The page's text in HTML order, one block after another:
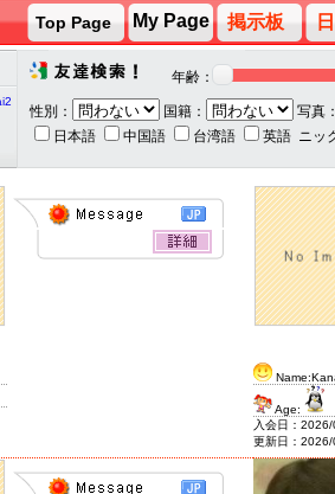
Top Page My Page 掲示板
年齢：
性別： 国籍：
写真
日本語
中国語 台湾語 英語 ニッ
Age:
入会日：
更新日：